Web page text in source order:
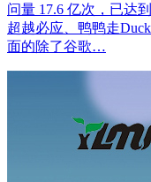
问量 17.6 亿次，已达
超越必应、鸭鸭走
面的除了谷歌…